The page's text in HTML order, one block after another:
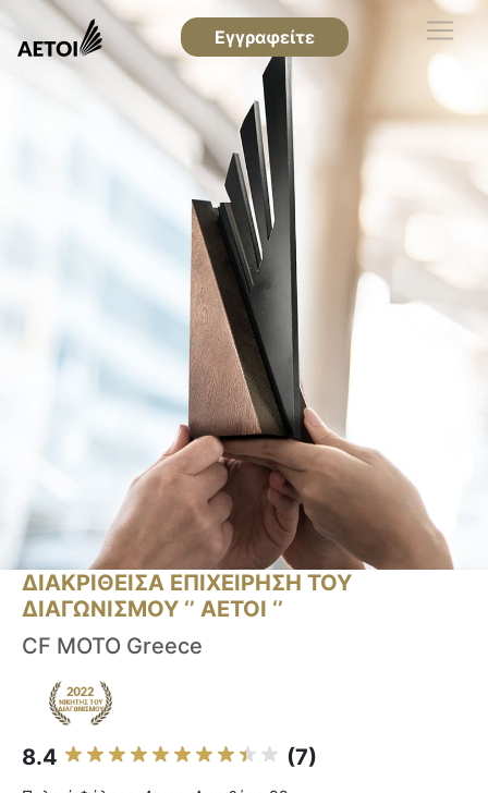
Εγγραφείτε
ΔΙΑΚΡΙΘΕΙΣΑ ΕΠΙΧΕΙΡΗΣΗ ΤΟΥ
ΔΙΑΓΩΝΙΣΜΟΥ ‘’ ΑΕΤΟΙ ‘’
CF MOTO Greece
8.4 (7)